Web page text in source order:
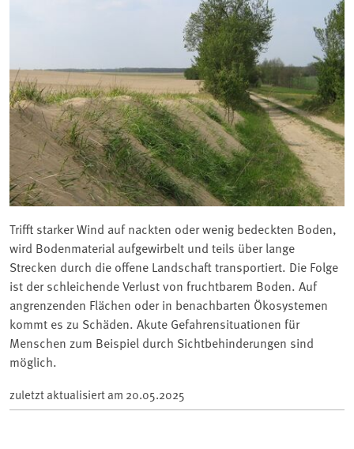
Trifft starker Wind auf nackten oder wenig bedeckten Boden,
wird Bodenmaterial aufgewirbelt und teils über lange
Strecken durch die offene Landschaft transportiert. Die Folge
ist der schleichende Verlust von fruchtbarem Boden. Auf
angrenzenden Flächen oder in benachbarten Ökosystemen
kommt es zu Schäden. Akute Gefahrensituationen für
Menschen zum Beispiel durch Sichtbehinderungen sind
möglich.
zuletzt aktualisiert am 20.05.2025